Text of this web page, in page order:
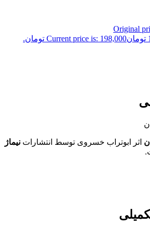
Original
تومانCurrent price is: 198,000 تومان.
اثر ابوتراب خسروی توسط انتشارات نیماژ